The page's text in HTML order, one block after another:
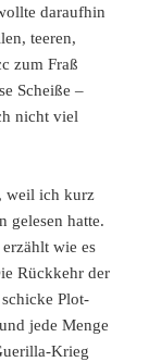
daraufhin
teeren,
zum Fraß
Scheiße –
nicht viel
weil ich kurz
gelesen hatte.
wie es
Rückkehr der
Plot-
jede Menge
Krieg